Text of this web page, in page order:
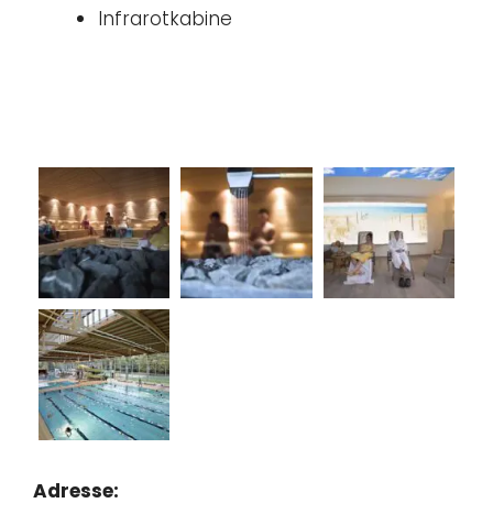
Infrarotkabine
Adresse: